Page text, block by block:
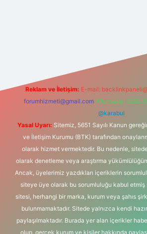
Reklam ve İletişim: E-mail:
forumhizmeti@gmail.com Whatsapp: 0262
@karabul
Yasal Uyarı: Sitemiz, 5651 Sayılı Kanun
ve İletişim Kurumu (BTK) tarafından
olarak hizmet vermektedir. Bu nedenle,
olarak denetleme veya araştırma
Ancak, üyelerimiz yazdıkları içeriklerin
siteye üye olarak bu sorumluluğu kabul etmiş
sitesi, herhangi bir marka, kurum veya şahıs
bulunmamaktadır. Sitede yalnızca kendi
paylaşılmaktadır. Burada yer alan içerikler
olup, gerçek kurum ve kişiler hakkında